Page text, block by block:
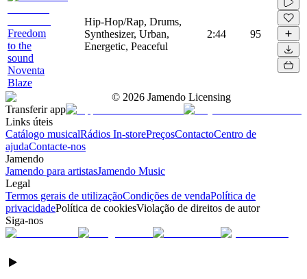
Freedom
to the
sound
Noventa
Blaze
Hip-Hop/Rap, Drums,
Synthesizer, Urban,
Energetic, Peaceful
2:44 95
© 2026 Jamendo Licensing
Transferir app
Links úteis
Catálogo musicalRádios In-storePreçosContactoCentro de
ajudaContacte-nos
Jamendo
Jamendo para artistasJamendo Music
Legal
Termos gerais de utilizaçãoCondições de vendaPolítica de
privacidadePolítica de cookiesViolação de direitos de autor
Siga-nos